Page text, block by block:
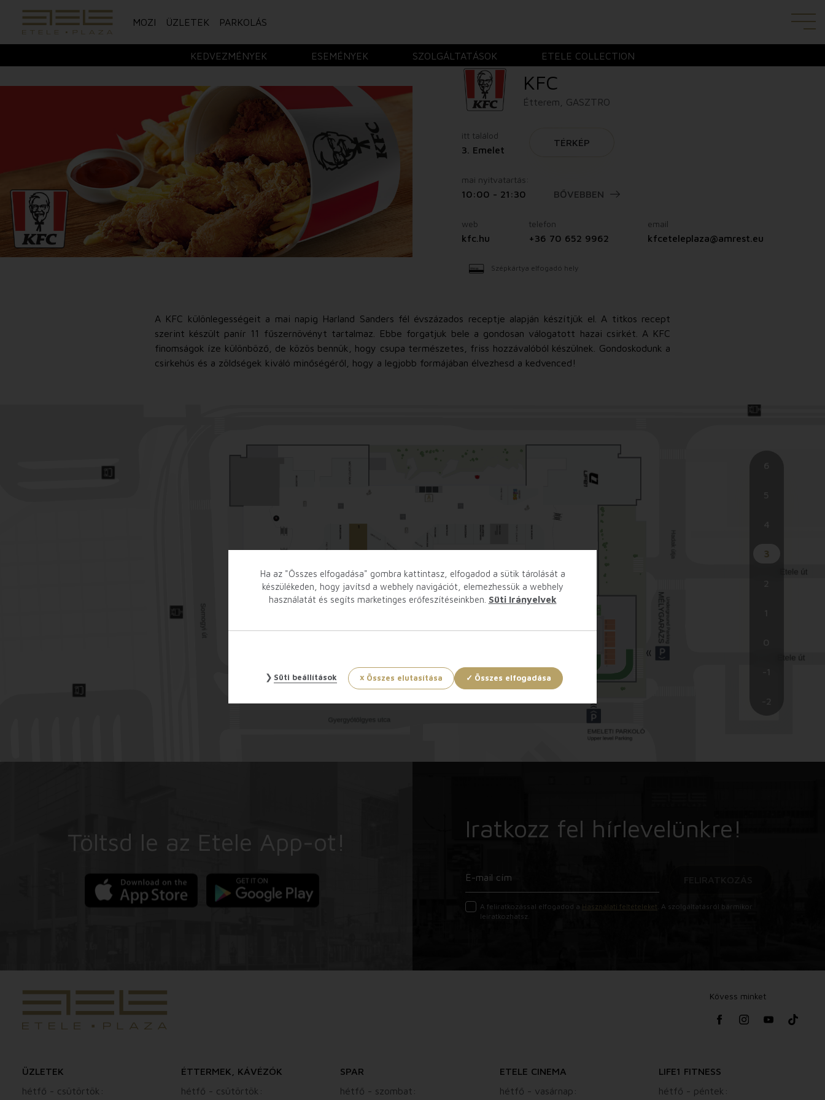
MOZI ÜZLETEK PARKOLÁS
KEDVEZMÉNYEK ESEMÉNYEK SZOLGÁLTATÁSOK ETELE COLLECTION
KFC
Étterem, GASZTRO
itt találod
3. Emelet
TÉRKÉP
mai nyitvatartás:
10:00 - 21:30 BŐVEBBEN
web
kfc.hu
telefon
+36 70 652 9962
email
kfceteleplaza@amrest.eu
Szépkártya elfogadó hely
A KFC különlegességeit a mai napig Harland Sanders fél évszázados receptje alapján készítjük el. A titkos recept
szerint készült panír 11 fűszernövényt tartalmaz. Ebbe forgatjuk bele a gondosan válogatott hazai csirkét. A KFC
finomságok íze különböző, de közös bennük, hogy csupa természetes, friss hozzávalóból készülnek. Gondoskodunk a
csirkehús és a zöldségek kiváló minőségéről, hogy a legjobb formájában élvezhesd a kedvenced!
3
Töltsd le az Etele App-ot! Iratkozz fel hírlevelünkre!
A feliratkozással elfogadod a Használati feltételeket. A szolgáltatásról bármikor
leiratkozhatsz.
Kövess minket
ÜZLETEK
hétfő - csütörtök:
ÉTTERMEK, KÁVÉZÓK
hétfő - csütörtök:
SPAR
hétfő - szombat:
ETELE CINEMA
hétfő - vasárnap:
LIFE1 FITNESS
hétfő - péntek:
Ha az "Összes elfogadása" gombra kattintasz, elfogadod a sütik tárolását a
készülékeden, hogy javítsd a webhely navigációt, elemezhessük a webhely
használatát és segíts marketinges erőfeszítéseinkben. Süti Irányelvek
Összes elutasítása Összes elfogadása
Süti beállítások